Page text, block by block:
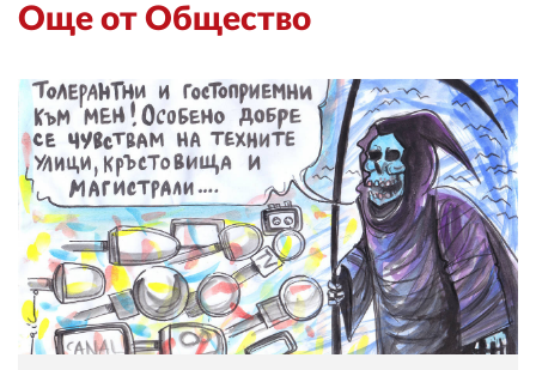
Още от Общество